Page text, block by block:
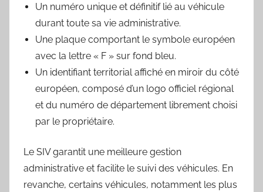
Un numéro unique et définitif lié au véhicule
durant toute sa vie administrative.
Une plaque comportant le symbole européen
avec la lettre « F » sur fond bleu.
Un identifiant territorial affiché en miroir du côté
européen, composé d’un logo officiel régional
et du numéro de département librement choisi
par le propriétaire.
Le SIV garantit une meilleure gestion
administrative et facilite le suivi des véhicules. En
revanche, certains véhicules, notamment les plus